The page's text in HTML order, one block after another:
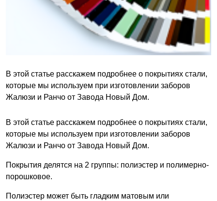
В этой статье расскажем подробнее о покрытиях стали,
которые мы используем при изготовлении заборов
Жалюзи и Ранчо от Завода Новый Дом.
В этой статье расскажем подробнее о покрытиях стали,
которые мы используем при изготовлении заборов
Жалюзи и Ранчо от Завода Новый Дом.
Покрытия делятся на 2 группы: полиэстер и полимерно-
порошковое.
Полиэстер может быть гладким матовым или